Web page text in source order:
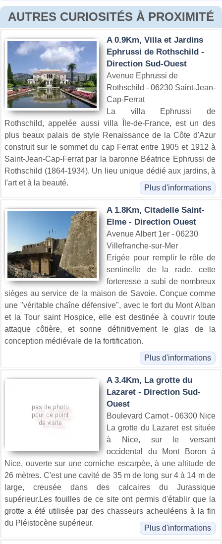
AUTRES CURIOSITÉS À PROXIMITÉ
A 0.9Km, Villa et Jardins
Ephrussi de Rothschild -
Direction Sud-Ouest
Avenue Ephrussi de
Rothschild - 06230 Saint-Jean-
Cap-Ferrat
La villa Ephrussi de
Rothschild, appelée aussi villa Île-de-France, est un des
plus beaux palais de style Renaissance de la Côte d'Azur
construit sur le sommet du cap Ferrat entre 1905 et 1912 à
Saint-Jean-Cap-Ferrat par la baronne Béatrice Ephrussi de
Rothschild (1864-1934). Un lieu unique dédié aux jardins, à
l'art et à la beauté.
Plus d'informations
A 1.8Km, Citadelle Saint-
Elme - Direction Ouest
Avenue Albert 1er - 06230
Villefranche-sur-Mer
Erigée pour remplir le rôle de
sentinelle de la rade, cette
forteresse a subi de nombreux
sièges au service de la maison de Savoie. Conçue comme
une "véritable chaîne défensive", avec le fort du Mont Alban
et la Tour saint Hospice, elle est destinée à couvrir toute
attaque côtière, et sonne définitivement le glas de la
conception médiévale de la fortification.
Plus d'informations
A 3.4Km, La grotte du
Lazaret - Direction Sud-
Ouest
Boulevard Carnot - 06300 Nice
La grotte du Lazaret est située
à Nice, sur le versant
occidental du Mont Boron à
Nice, ouverte sur une corniche escarpée, à une altitude de
26 mètres. C'est une cavité de 35 m de long sur 4 à 14 m de
large, creusée dans des calcaires du Jurassique
supérieur.Les fouilles de ce site ont permis d'établir que la
grotte a été utilisée par des chasseurs acheuléens à la fin
du Pléistocène supérieur.
Plus d'informations